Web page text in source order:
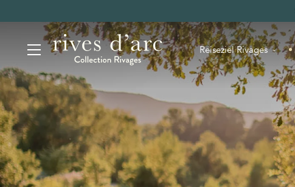
Reiseziel Rivages